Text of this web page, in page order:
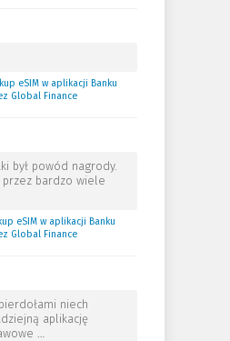
eSIM w aplikacji Banku
Global Finance
był powód nagrody.
przez bardzo wiele
eSIM w aplikacji Banku
Global Finance
niech
aplikację
…